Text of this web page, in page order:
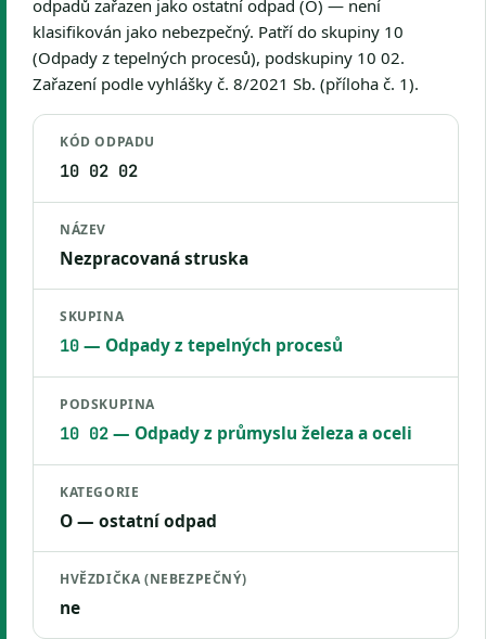
odpadů zařazen jako ostatní odpad (O) — není
klasifikován jako nebezpečný. Patří do skupiny 10
(Odpady z tepelných procesů), podskupiny 10 02.
Zařazení podle vyhlášky č. 8/2021 Sb. (příloha č. 1).
KÓD ODPADU
10 02 02
NÁZEV
Nezpracovaná struska
SKUPINA
10— Odpady z tepelných procesů
PODSKUPINA
10 02— Odpady z průmyslu železa a oceli
KATEGORIE
O — ostatní odpad
HVĚZDIČKA (NEBEZPEČNÝ)
ne